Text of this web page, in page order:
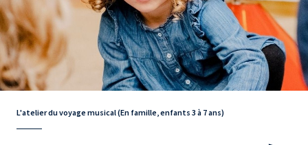
L'atelier du voyage musical (En famille, enfants 3 à 7 ans)